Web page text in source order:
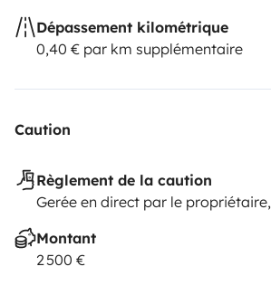
Dépassement kilométrique
0,40 € par km supplémentaire
Caution
Règlement de la caution
Gerée en direct par le
Montant
2 500 €